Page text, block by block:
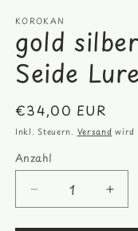
KOROKAN
gold
Seide
Normaler
Preis
€34,00 EUR
Inkl. Steuern. Versand wird
Anzahl
Anzahl
Verringere
die
die